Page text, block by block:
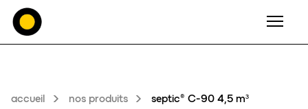
accueil nos produits septic® C-90 4,5 m³